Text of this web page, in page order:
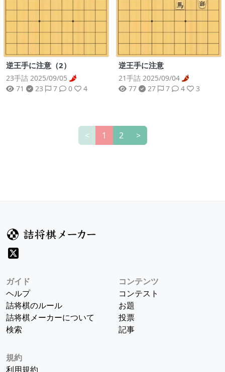
逆王手に注意（2）
23手詰 2025/09/05
71
23 7 0 4
逆王手に注意
21手詰 2025/09/04
77
27 7 4 3
< 1 2 >
ガイド
ヘルプ
詰将棋のルール
詰将棋メーカーについて
検索
コンテンツ
コンテスト
お題
投票
記事
規約
利用規約